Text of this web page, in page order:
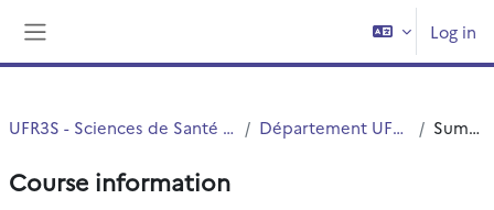
Log in
UFR3S - Sciences de Santé et du Sport Département UFR3S - ILIS Summary
Course information